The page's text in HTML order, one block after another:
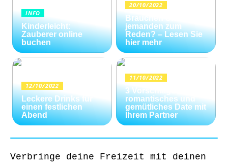
INFO
Kinderleicht:
Zauberer online
buchen
20/10/2022
Brauchen Sie
jemanden zum
Reden? – Lesen Sie
hier mehr
12/10/2022
Leckere Drinks für
einen festlichen
Abend
11/10/2022
3 Vorschläge für ein
romantisches und
gemütliches Date mit
Ihrem Partner
Verbringe deine Freizeit mit deinen